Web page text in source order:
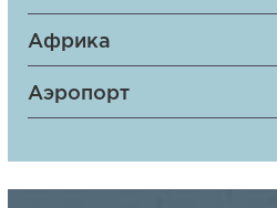
Африка
Аэропорт